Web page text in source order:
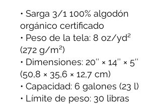
• Sarga 3/1 100% algodón
orgánico certificado
• Peso de la tela: 8 oz/yd²
(272 g/m²)
• Dimensiones: 20″ × 14″ × 5″
(50,8 × 35,6 × 12,7 cm)
• Capacidad: 6 galones (23 l)
• Límite de peso: 30 libras